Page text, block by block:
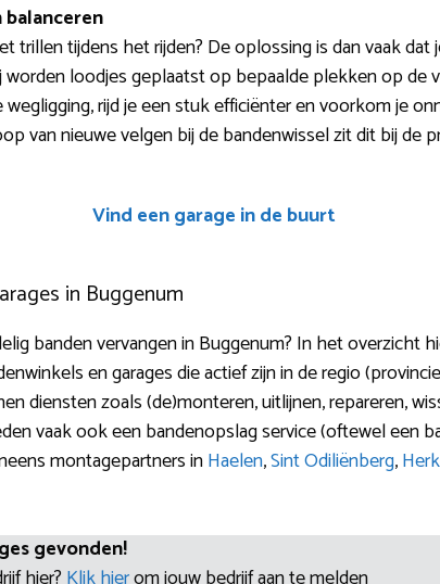
trillen tijdens het rijden? De oplossing is dan vaak
worden loodjes geplaatst op bepaalde plekken op de
rijd je een stuk efficiënter en voorkom je
van nieuwe velgen bij de bandenwissel zit dit bij de
Vind een garage in de buurt
in Buggenum
banden vervangen in Buggenum? In het overzicht
en garages die actief zijn in de regio (provincie
diensten zoals (de)monteren, uitlijnen, repareren,
vaak ook een bandenopslag service (oftewel een
montagepartners inHaelen,Sint Odiliënberg,
gevonden!